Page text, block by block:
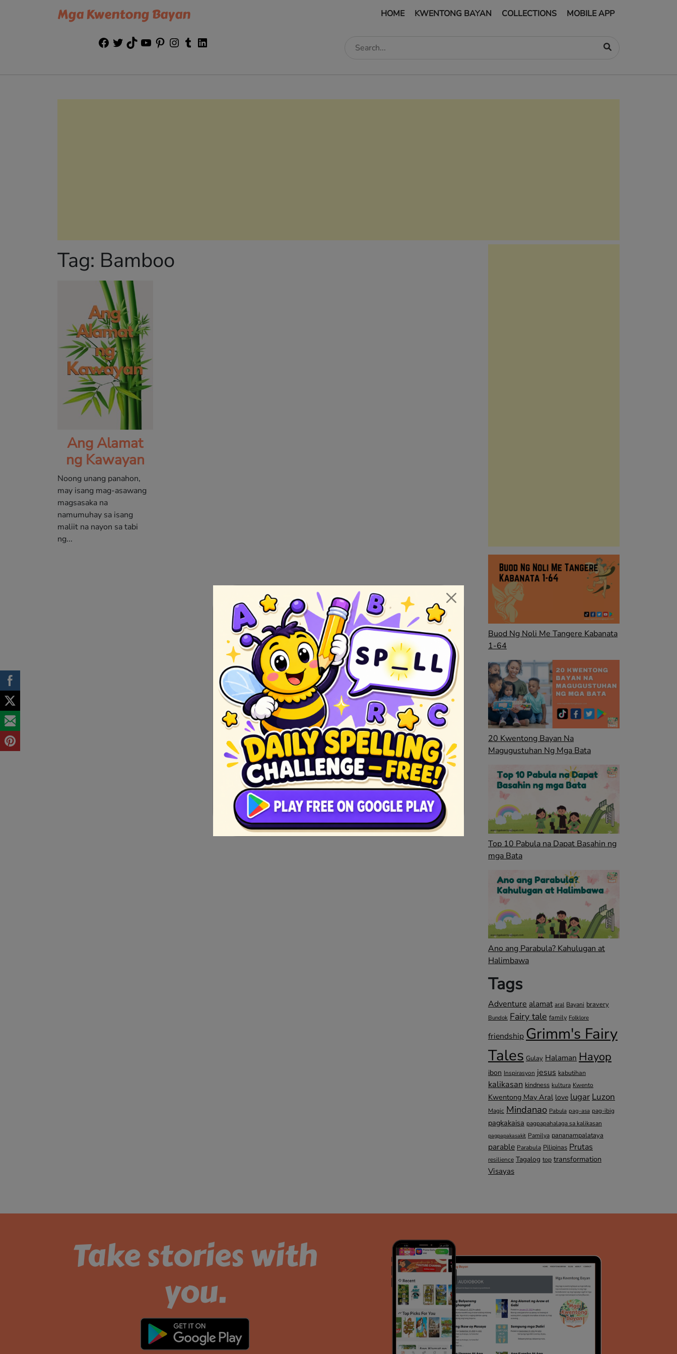
Mga Kwentong Bayan HOME KWENTONG BAYAN COLLECTIONS MOBILE APP
Facebook
TwitterTikTokYouTubePinterest
Instagram
Tumblr
Tag: Bamboo
Ang Alamat
ng Kawayan
Noong unang panahon,
may isang mag-asawang
magsasaka na
namumuhay sa isang
maliit na nayon sa tabi
ng...
Buod Ng Noli Me Tangere Kabanata
1-64
20 Kwentong Bayan Na
Magugustuhan Ng Mga Bata
Top 10 Pabula na Dapat Basahin ng
mga Bata
Ano ang Parabula? Kahulugan at
Halimbawa
Tags
Adventure alamat aral Bayani bravery
Bundok Fairy tale family Folklore
friendship Grimm's Fairy
Tales Gulay Halaman Hayop
ibon Inspirasyon jesus kabutihan
kalikasan kindness kultura Kwento
Kwentong May Aral love lugar Luzon
Magic Mindanao Pabula pag-asa pag-ibig
pagkakaisa pagpapahalaga sa kalikasan
pagpapakasakit Pamilya pananampalataya
parable Parabula Pilipinas Prutas
resilience Tagalog top transformation
Visayas
Take stories with
you.